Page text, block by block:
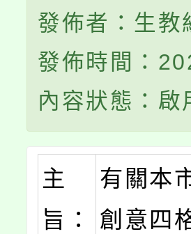
發佈者：生教
發佈時間：
內容狀態：啟
主
旨：
有關本
創意四